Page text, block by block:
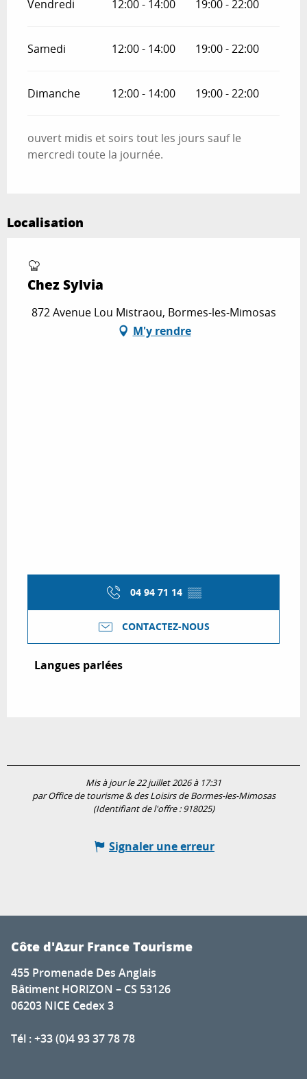
Vendredi 12:00 - 14:00 19:00 - 22:00
Samedi 12:00 - 14:00 19:00 - 22:00
Dimanche 12:00 - 14:00 19:00 - 22:00
ouvert midis et soirs tout les jours sauf le
mercredi toute la journée.
Localisation
Chez Sylvia
872 Avenue Lou Mistraou, Bormes-les-Mimosas
M'y rendre
04 94 71 14 ▒▒
CONTACTEZ-NOUS
Langues parlées
Langues parlées
Mis à jour le 22 juillet 2026 à 17:31
par Office de tourisme & des Loisirs de Bormes-les-Mimosas
(Identifiant de l'offre :918025)
Signaler une erreur
Côte d'Azur France Tourisme
455 Promenade Des Anglais
Bâtiment HORIZON – CS 53126
06203 NICE Cedex 3
Tél : +33 (0)4 93 37 78 78